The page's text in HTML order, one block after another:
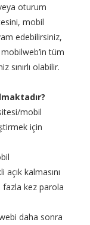
oturum
mobil
edebilirsiniz,
tüm
sınırlı olabilir.
mobil
için
kalmasını
fazla kez parola
daha sonra